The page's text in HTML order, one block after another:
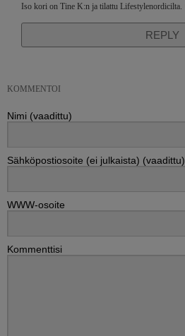
Iso kori on Tine K:n ja tilattu Lifestylenordicilta.
REPLY
KOMMENTOI
Nimi (vaadittu)
Sähköpostiosoite (ei julkaista) (vaadittu)
WWW-osoite
Kommenttisi